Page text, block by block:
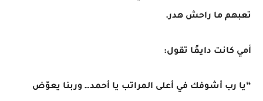
تعبهم ما راحش هدر.
أمي كانت دايمًا تقول:
“يا رب أشوفك في أعلى المراتب يا أحمد… وربنا يعوّض